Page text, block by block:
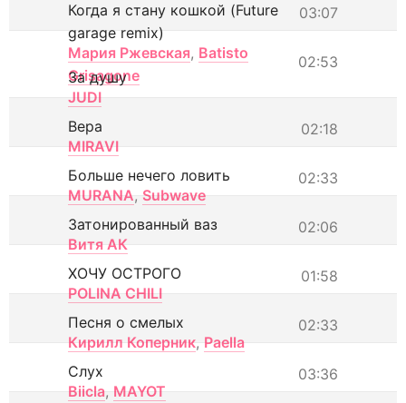
03:07
Когда я стану кошкой (Future
garage remix)
Мария Ржевская, Batisto
Grisagone
02:53
За душу
JUDI
02:18
Вера
MIRAVI
02:33
Больше нечего ловить
MURANA, Subwave
02:06
Затонированный ваз
Витя АК
01:58
ХОЧУ ОСТРОГО
POLINA CHILI
02:33
Песня о смелых
Кирилл Коперник, Paella
03:36
Слух
Biicla, MAYOT